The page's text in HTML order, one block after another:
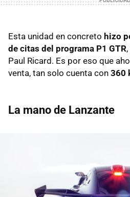
Esta unidad en concreto hizo
de citas del programa P1 GTR
Paul Ricard. Es por eso que
venta, tan solo cuenta con 360
La mano de Lanzante